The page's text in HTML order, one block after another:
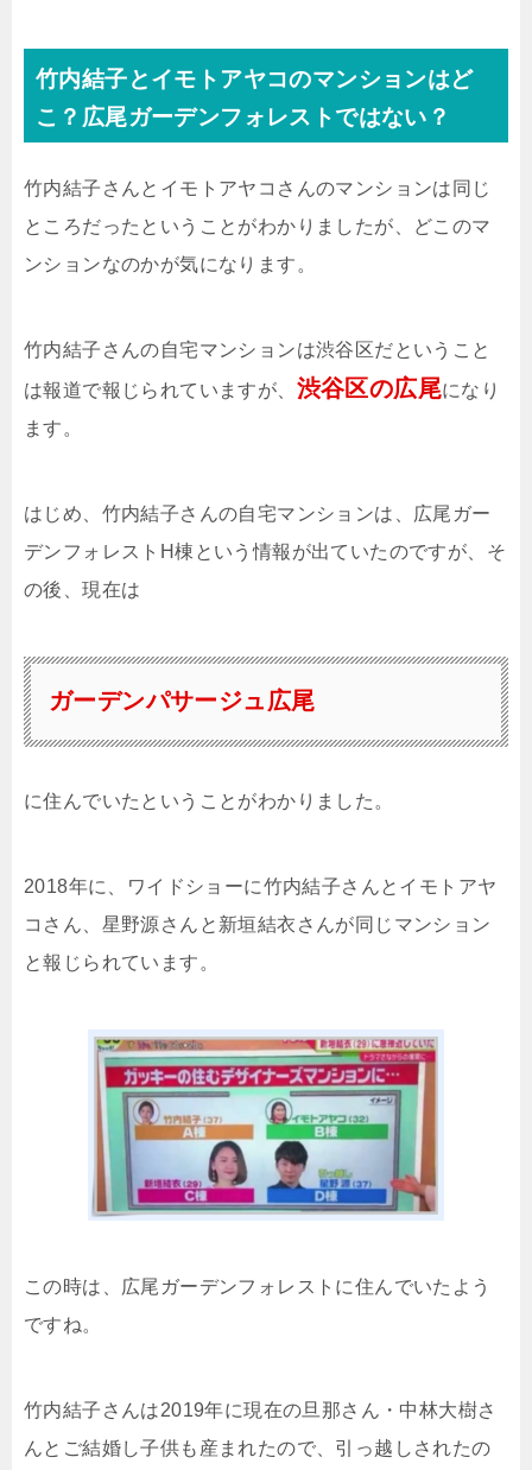
竹内結子とイモトアヤコのマンションはど
こ？広尾ガーデンフォレストではない？
竹内結子さんとイモトアヤコさんのマンションは同じ
ところだったということがわかりましたが、どこのマ
ンションなのかが気になります。
竹内結子さんの自宅マンションは渋谷区だということ
は報道で報じられていますが、 渋谷区の広尾になり
ます。
はじめ、竹内結子さんの自宅マンションは、広尾ガー
デンフォレストH棟という情報が出ていたのですが、そ
の後、現在は
ガーデンパサージュ広尾
に住んでいたということがわかりました。
2018年に、ワイドショーに竹内結子さんとイモトアヤ
コさん、星野源さんと新垣結衣さんが同じマンション
と報じられています。
この時は、広尾ガーデンフォレストに住んでいたよう
ですね。
竹内結子さんは2019年に現在の旦那さん・中林大樹さ
んとご結婚し子供も産まれたので、引っ越しされたの